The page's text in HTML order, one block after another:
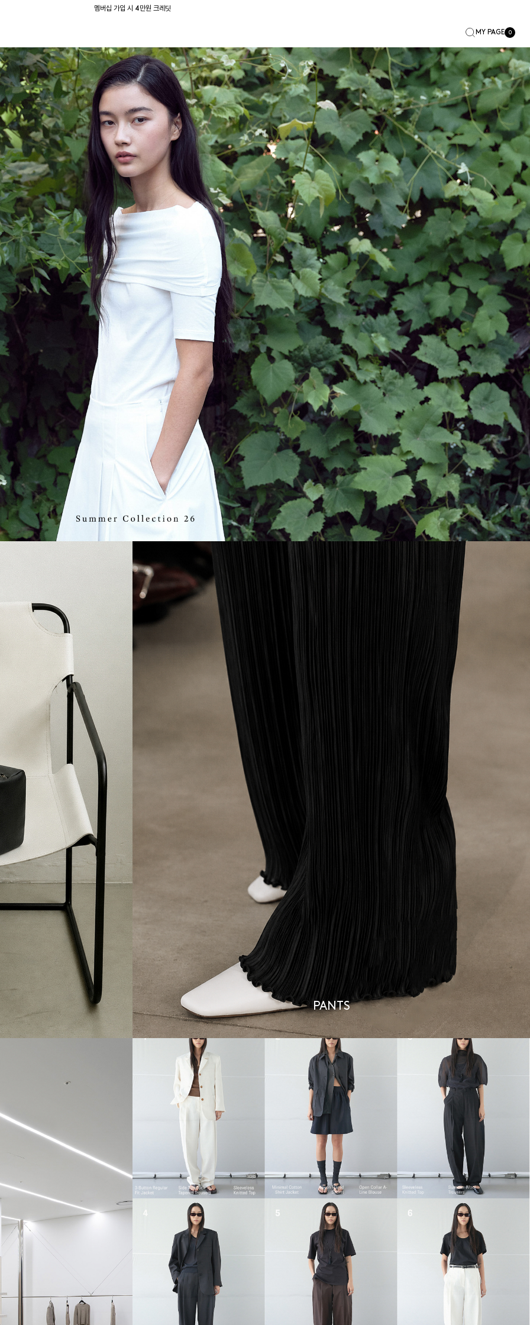
멤버십 가입 시 4만원 크레딧
MY PAGE 0
PANTS